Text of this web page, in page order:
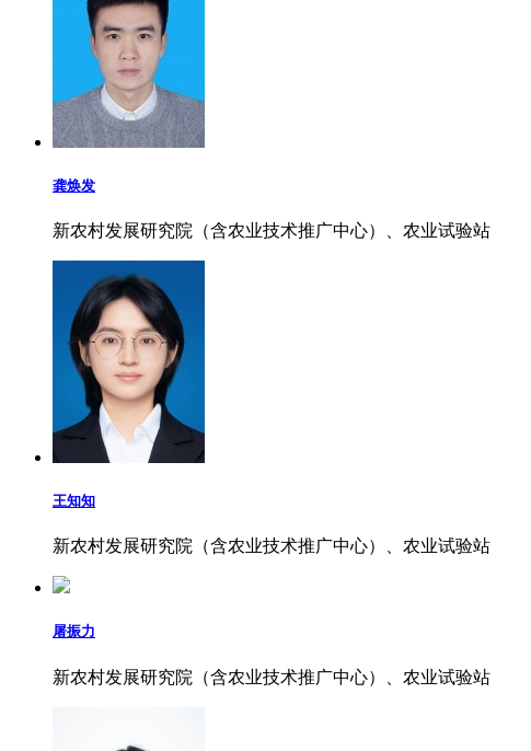
龚焕发
新农村发展研究院（含农业技术推广中心）、农业试验站
王知知
新农村发展研究院（含农业技术推广中心）、农业试验站
屠振力
新农村发展研究院（含农业技术推广中心）、农业试验站